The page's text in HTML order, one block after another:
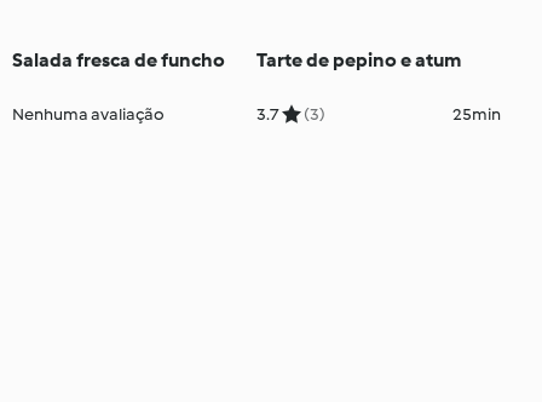
Salada fresca de funcho
Nenhuma avaliação
Tarte de pepino e atum
3.7 (3) 25min